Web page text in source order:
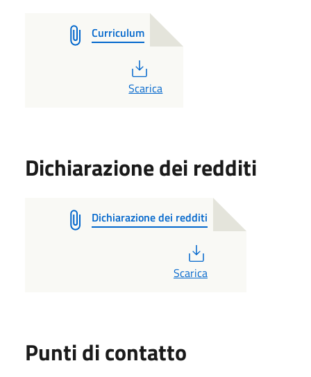
Curriculum
PDF
Scarica
Dichiarazione dei redditi
Dichiarazione dei redditi
Scarica
Punti di contatto